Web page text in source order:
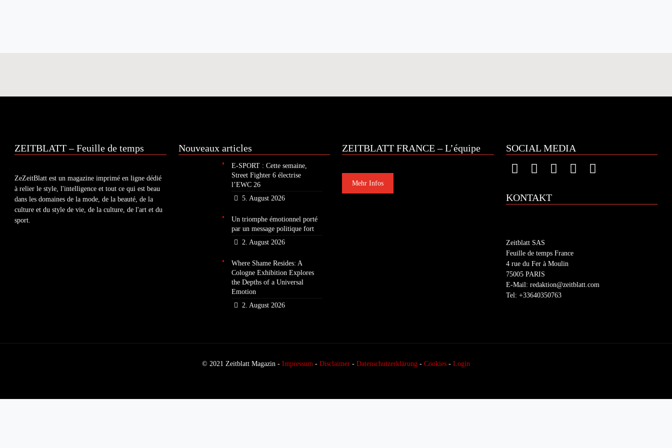
ZEITBLATT – Feuille de temps
ZeZeitBlatt est un magazine imprimé en ligne dédié
à relier le style, l'intelligence et tout ce qui est beau
dans les domaines de la mode, de la beauté, de la
culture et du style de vie, de la culture, de l'art et du
sport.
Nouveaux articles
E-SPORT : Cette semaine,
Street Fighter 6 électrise
l’EWC 26
5. August 2026
Un triomphe émotionnel porté
par un message politique fort
2. August 2026
Where Shame Resides: A
Cologne Exhibition Explores
the Depths of a Universal
Emotion
2. August 2026
ZEITBLATT FRANCE – L’équipe
Mehr Infos
SOCIAL MEDIA
KONTAKT
Zeitblatt SAS
Feuille de temps France
4 rue du Fer à Moulin
75005 PARIS
E-Mail: redaktion@zeitblatt.com
Tel: +33640350763
© 2021 Zeitblatt Magazin - Impressum - Disclaimer - Datenschutzerklärung - Cookies - Login